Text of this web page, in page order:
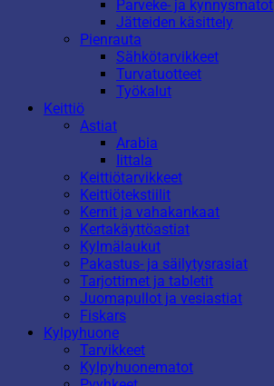
Parveke- ja kynnysmatot
Jätteiden käsittely
Pienrauta
Sähkötarvikkeet
Turvatuotteet
Työkalut
Keittiö
Astiat
Arabia
Iittala
Keittiötarvikkeet
Keittiötekstiilit
Kernit ja vahakankaat
Kertakäyttöastiat
Kylmälaukut
Pakastus- ja säilytysrasiat
Tarjottimet ja tabletit
Juomapullot ja vesiastiat
Fiskars
Kylpyhuone
Tarvikkeet
Kylpyhuonematot